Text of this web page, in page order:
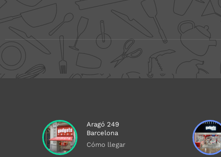
Aragó 249
Barcelona
Cómo llegar